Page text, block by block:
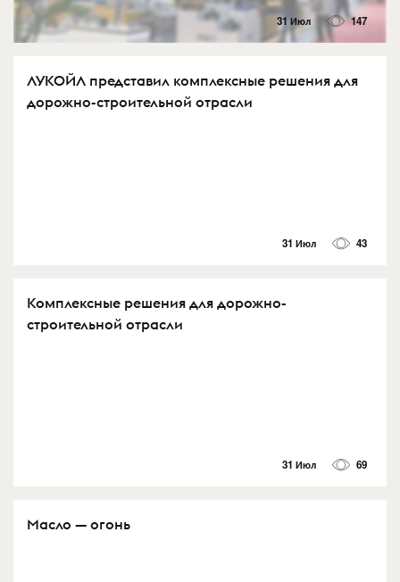
31 Июл 147
ЛУКОЙЛ представил комплексные решения для
дорожно-строительной отрасли
31 Июл 43
Комплексные решения для дорожно-
строительной отрасли
31 Июл 69
Масло — огонь